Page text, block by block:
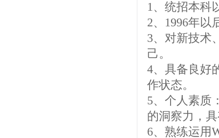
1、统招本科
2、1996年以
3、对新技术
己。
4、具备良好
作状态。
5、个人素质
的洞察力，
6、熟练运用